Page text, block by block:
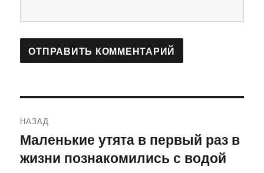
по
записям
НАЗАД
Предыдущая
запись:
Маленькие утята в первый раз в
жизни познакомились с водой